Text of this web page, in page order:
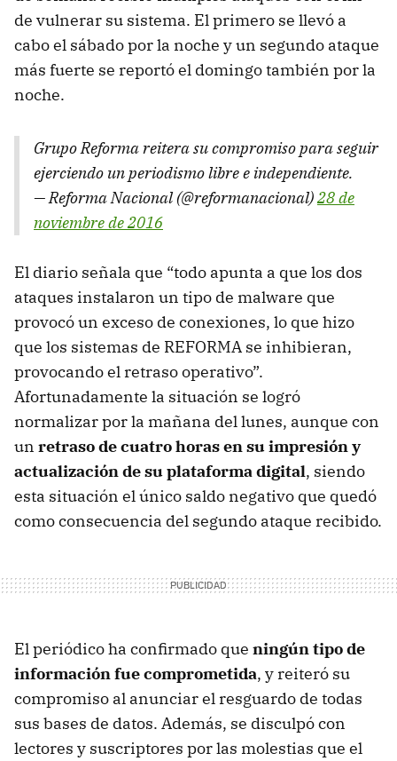
de vulnerar su sistema. El primero se llevó a
cabo el sábado por la noche y un segundo ataque
más fuerte se reportó el domingo también por la
noche.
Grupo Reforma reitera su compromiso para seguir
ejerciendo un periodismo libre e independiente.
— Reforma Nacional (@reformanacional)28 de
noviembre de 2016
El diario señala que “todo apunta a que los dos
ataques instalaron un tipo de malware que
provocó un exceso de conexiones, lo que hizo
que los sistemas de REFORMA se inhibieran,
provocando el retraso operativo”.
Afortunadamente la situación se logró
normalizar por la mañana del lunes, aunque con
un retraso de cuatro horas en su impresión y
actualización de su plataforma digital, siendo
esta situación el único saldo negativo que quedó
como consecuencia del segundo ataque recibido.
El periódico ha confirmado que ningún tipo de
información fue comprometida, y reiteró su
compromiso al anunciar el resguardo de todas
sus bases de datos. Además, se disculpó con
lectores y suscriptores por las molestias que el